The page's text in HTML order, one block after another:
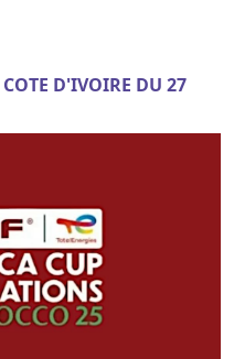
COTE D'IVOIRE DU 27